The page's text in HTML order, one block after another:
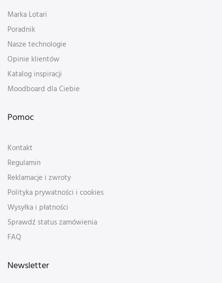
Marka Lotari
Poradnik
Nasze technologie
Opinie klientów
Katalog inspiracji
Moodboard dla Ciebie
Pomoc
Kontakt
Regulamin
Reklamacje i zwroty
Polityka prywatności i cookies
Wysyłka i płatności
Sprawdź status zamówienia
FAQ
Newsletter